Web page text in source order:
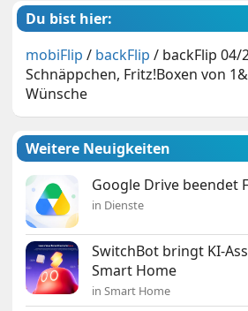
Du bist hier:
mobiFlip / backFlip / backFlip 04/
Schnäppchen, Fritz!Boxen von
Wünsche
Weitere Neuigkeiten
Google Drive beendet
in Dienste
SwitchBot bringt KI-
Smart Home
in Smart Home